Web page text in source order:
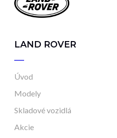
LAND ROVER
Úvod
Modely
Skladové vozidlá
Akcie